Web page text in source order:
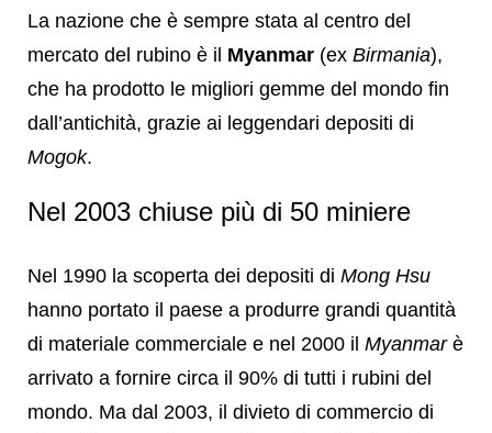
La nazione che è sempre stata al centro del
mercato del rubino è il Myanmar (ex Birmania),
che ha prodotto le migliori gemme del mondo fin
dall’antichità, grazie ai leggendari depositi di
Mogok.
Nel 2003 chiuse più di 50 miniere
Nel 1990 la scoperta dei depositi di Mong Hsu
hanno portato il paese a produrre grandi quantità
di materiale commerciale e nel 2000 il Myanmarè
arrivato a fornire circa il 90% di tutti i rubini del
mondo. Ma dal 2003, il divieto di commercio di